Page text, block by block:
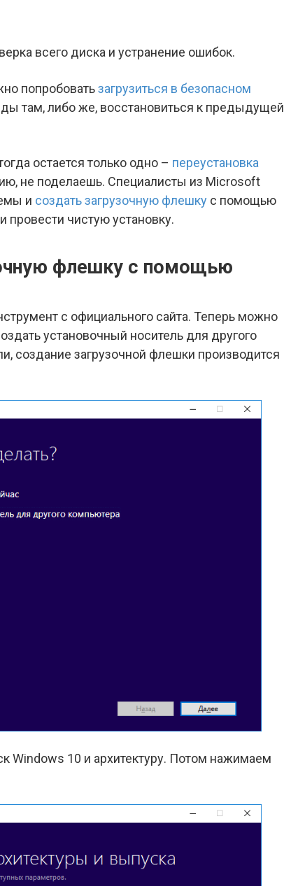
всего диска и устранение ошибок.
попробоватьзагрузиться в безопасном
там, либо же, восстановиться к предыдущей
остается только одно – переустановка
не поделаешь. Специалисты из Microsoft
и создать загрузочную флешку с помощью
провести чистую установку.
флешку с помощью
с официального сайта. Теперь можно
установочный носитель для другого
создание загрузочной флешки производится
Windows 10 и архитектуру. Потом нажимаем